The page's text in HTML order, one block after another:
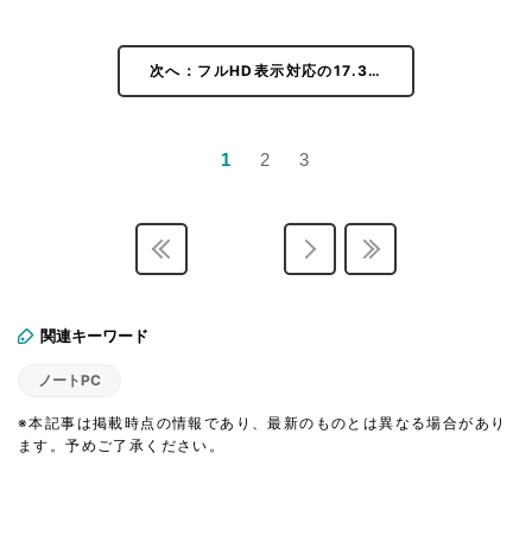
次へ：フルHD表示対応の17.3…
1 2 3
関連キーワード
ノートPC
※本記事は掲載時点の情報であり、最新のものとは異なる場合があり
ます。予めご了承ください。